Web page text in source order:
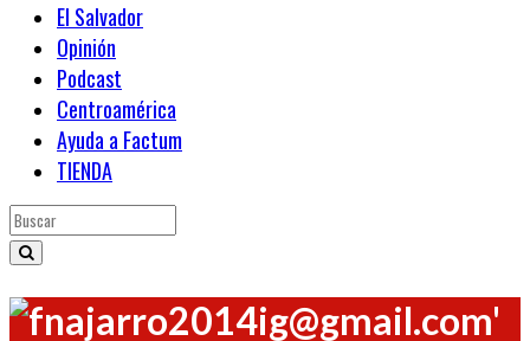
El Salvador
Opinión
Podcast
Centroamérica
Ayuda a Factum
TIENDA